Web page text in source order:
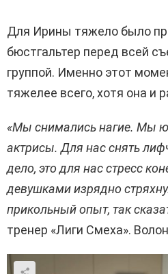
Для Ирины тяжело было
бюстгальтер перед всей
группой. Именно этот
тяжелее всего, хотя она и
«Мы снимались нагие. Мы
актрисы. Для нас снять
дело, это для нас стресс
девушками изрядно
прикольный опыт, так
тренер «Лиги Смеха».